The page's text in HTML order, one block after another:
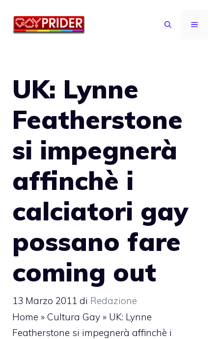
MENU
UK: Lynne
Featherstone
si impegnerà
affinchè i
calciatori gay
possano fare
coming out
13 Marzo 2011 di Redazione
Home » Cultura Gay » UK: Lynne
Featherstone si impegnerà affinchè i